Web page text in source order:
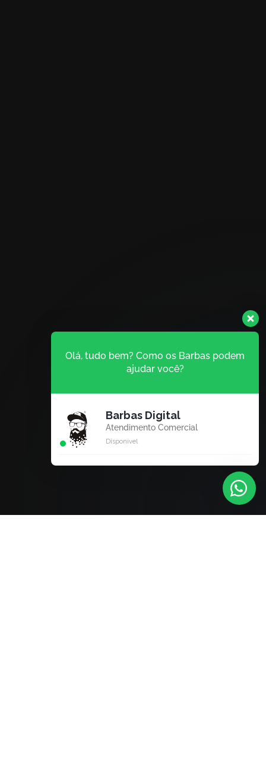
Olá, tudo bem? Como os Barbas podem
ajudar você?
Barbas Digital
Atendimento Comercial
Disponível